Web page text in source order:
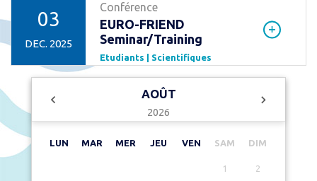
03
DEC. 2025
Conférence
EURO-FRIEND
Seminar/Training
Etudiants | Scientifiques
AOÛT
2026
LUN MAR MER JEU VEN SAM DIM
1 2